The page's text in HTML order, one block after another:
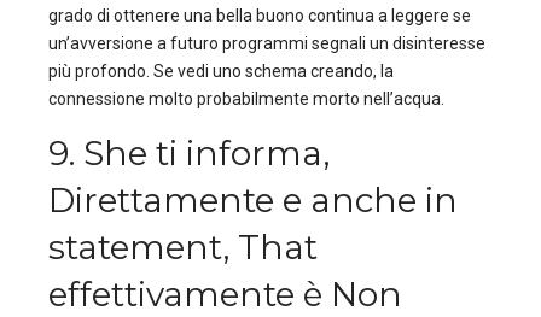
grado di ottenere una bella buono continua a leggere se
un’avversione a futuro programmi segnali un disinteresse
più profondo. Se vedi uno schema creando, la
connessione molto probabilmente morto nell’acqua.
9. She ti informa,
Direttamente e anche in
statement, That
effettivamente è Non